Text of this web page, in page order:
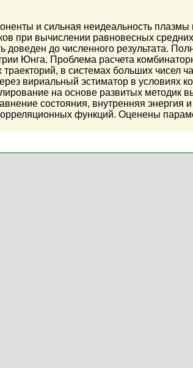
и сильная неидеальность
при вычислении равновесных
доведен до численного результата.
Юнга. Проблема расчета
в системах больших чисел
вириальный эстиматор в условиях
на основе развитых методик
состояния, внутренняя энергия и
функций. Оценены